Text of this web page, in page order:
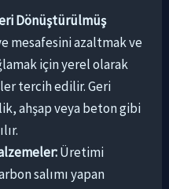
Dönüştürülmüş
mesafesini azaltmak ve
için yerel olarak
tercih edilir. Geri
ahşap veya beton gibi
Üretimi
salımı yapan